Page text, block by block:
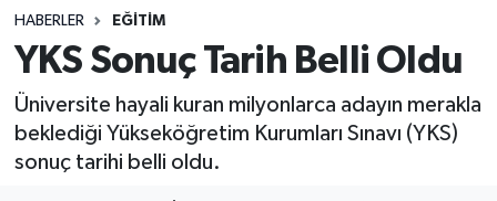
HABERLER EĞITIM
YKS Sonuç Tarih Belli Oldu
Üniversite hayali kuran milyonlarca adayın merakla
beklediği Yükseköğretim Kurumları Sınavı (YKS)
sonuç tarihi belli oldu.
Ulusal Haberler